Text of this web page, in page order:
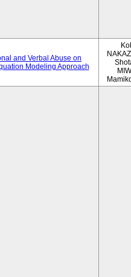
and Verbal Abuse on
Modeling Approach